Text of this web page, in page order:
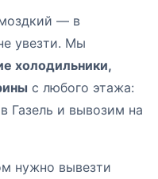
— в
увезти. Мы
холодильники,
с любого этажа:
Газель и вывозим на
нужно вывезти